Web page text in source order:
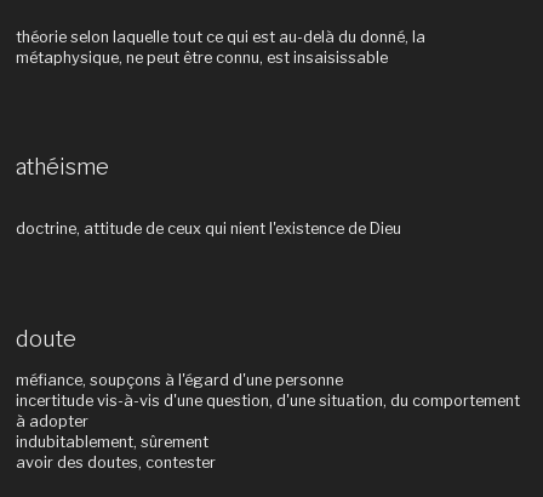
théorie selon laquelle tout ce qui est au-delà du donné, la
métaphysique, ne peut être connu, est insaisissable
athéisme
doctrine, attitude de ceux qui nient l'existence de Dieu
doute
méfiance, soupçons à l'égard d'une personne
incertitude vis-à-vis d'une question, d'une situation, du comportement
à adopter
indubitablement, sûrement
avoir des doutes, contester